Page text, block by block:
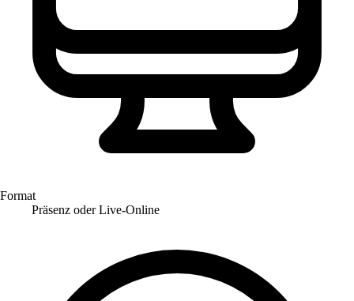
Format
Präsenz oder Live-Online